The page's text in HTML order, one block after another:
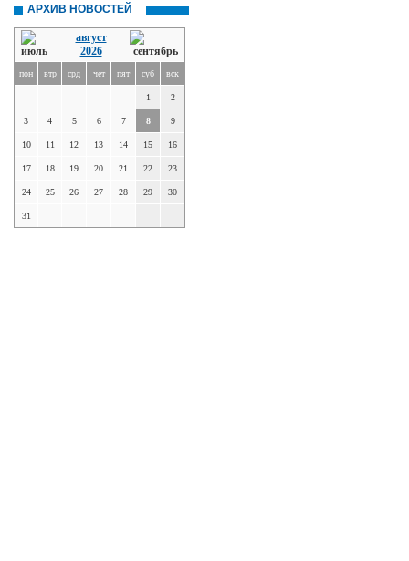
АРХИВ НОВОСТЕЙ
август
2026
пон втр срд чет пят суб вск
1 2
3 4 5 6 7 8 9
10 11 12 13 14 15 16
17 18 19 20 21 22 23
24 25 26 27 28 29 30
31